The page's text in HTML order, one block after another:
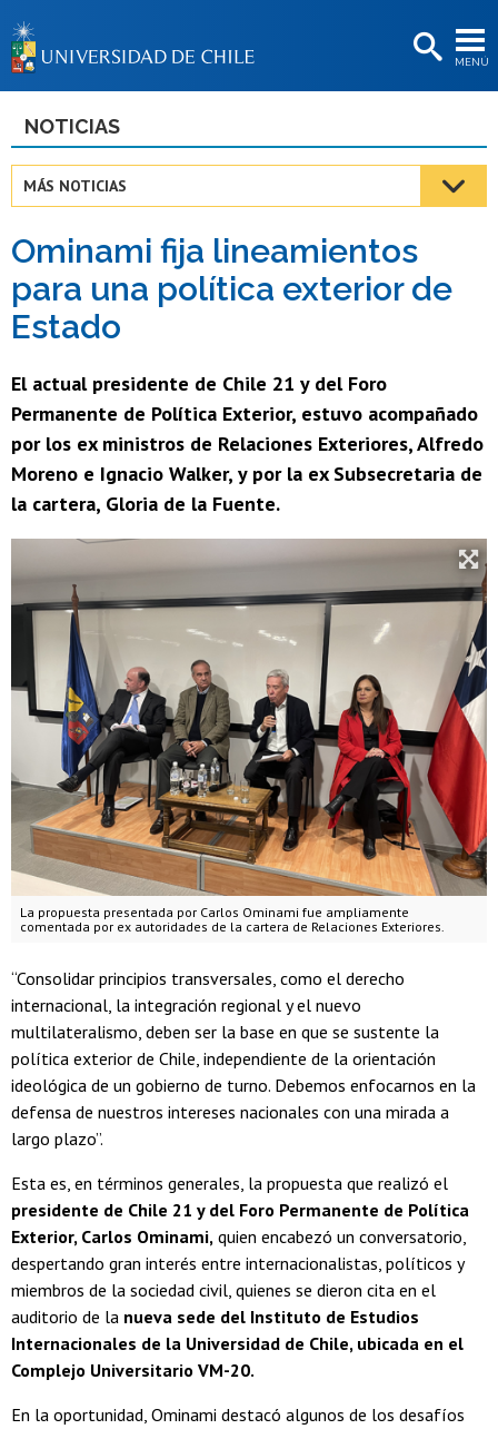
MENÚ
BIBLIOTECAS
Estudiantes
Académicas/os
Funcionarias/os
NOTICIAS
MÁS NOTICIAS
Ominami fija lineamientos
para una política exterior de
Estado
El actual presidente de Chile 21 y del Foro
Permanente de Política Exterior, estuvo acompañado
por los ex ministros de Relaciones Exteriores, Alfredo
Moreno e Ignacio Walker, y por la ex Subsecretaria de
la cartera, Gloria de la Fuente.
La propuesta presentada por Carlos Ominami fue ampliamente
comentada por ex autoridades de la cartera de Relaciones Exteriores.
“Consolidar principios transversales, como el derecho
internacional, la integración regional y el nuevo
multilateralismo, deben ser la base en que se sustente la
política exterior de Chile, independiente de la orientación
ideológica de un gobierno de turno. Debemos enfocarnos en la
defensa de nuestros intereses nacionales con una mirada a
largo plazo”.
Esta es, en términos generales, la propuesta que realizó el
presidente de Chile 21 y del Foro Permanente de Política
Exterior, Carlos Ominami, quien encabezó un conversatorio,
despertando gran interés entre internacionalistas, políticos y
miembros de la sociedad civil, quienes se dieron cita en el
auditorio de la nueva sede del Instituto de Estudios
Internacionales de la Universidad de Chile, ubicada en el
Complejo Universitario VM-20.
En la oportunidad, Ominami destacó algunos de los desafíos